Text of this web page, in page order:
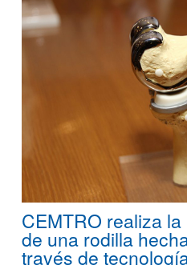
CEMTRO realiza
de una rodilla
través de